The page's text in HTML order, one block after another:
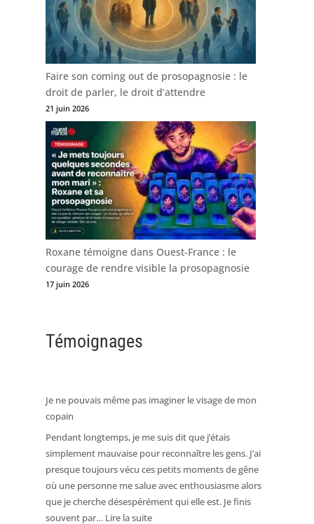
Faire son coming out de prosopagnosie : le
droit de parler, le droit d’attendre
21 juin 2026
Roxane témoigne dans Ouest-France : le
courage de rendre visible la prosopagnosie
17 juin 2026
Témoignages
Je ne pouvais même pas imaginer le visage de mon
copain
Pendant longtemps, je me suis dit que j’étais
simplement mauvaise pour reconnaître les gens. J’ai
presque toujours vécu ces petits moments de gêne
où une personne me salue avec enthousiasme alors
que je cherche désespérément qui elle est. Je finis
souvent par… Lire la suite: